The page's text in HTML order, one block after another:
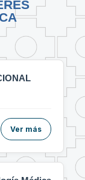
Ver más